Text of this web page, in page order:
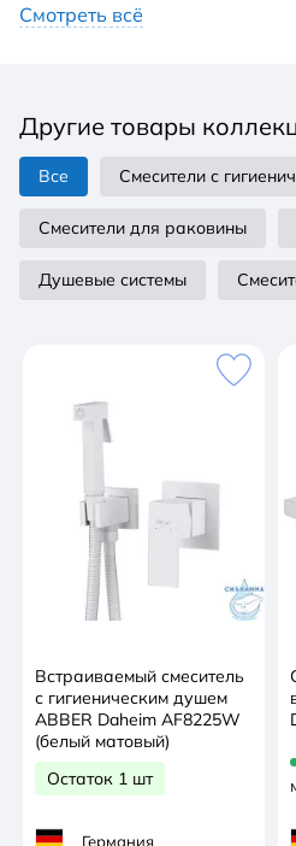
5
Материал
однорычажный
Монтаж
горизонтальный
Излив
высокий
Стиль
Смотреть всё
Другие товары
Все Смесители с
Смесители для раковины
Душевые системы
Встраиваемый смеситель
с гигиеническим душем
ABBER Daheim AF8225W
(белый матовый)
Остаток 1 шт
Германия